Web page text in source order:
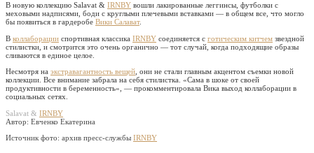
В новую коллекцию Salavat & IRNBY вошли лакированные леггинсы, футболки с
меховыми надписями, боди с круглыми плечевыми вставками — в общем все, что могло
бы появиться в гардеробе Вики Салават.
В коллаборации спортивная классика IRNBY соединяется с готическим китчем звездной
стилистки, и смотрится это очень органично — тот случай, когда подходящие образы
сливаются в единое целое.
Несмотря на экстравагантность вещей , они не стали главным акцентом съемки новой
коллекции. Все внимание забрала на себя стилистка. «Сама в шоке от своей
продуктивности в беременность», — прокомментировала Вика выход коллаборации в
социальных сетях.
Salavat & IRNBY
Автор: Евченко Екатерина
Источник фото: архив пресс-службы IRNBY